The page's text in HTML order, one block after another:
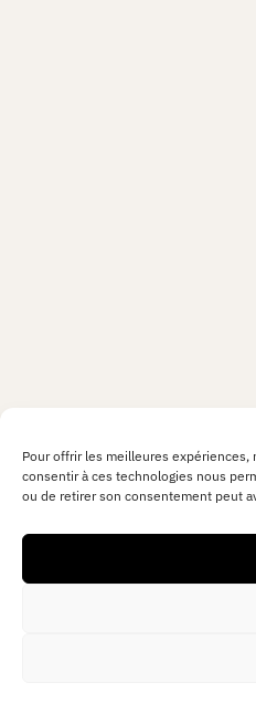
Pour offrir les meilleures
consentir à ces technologies nous
ou de retirer son consentement peut